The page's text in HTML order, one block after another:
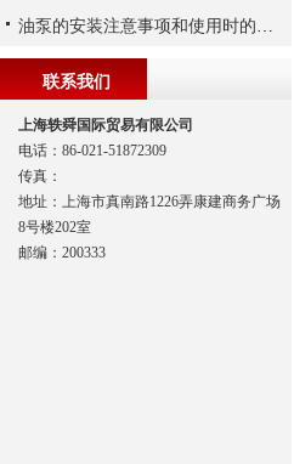
油泵的安装注意事项和使用时的维护
联系我们
上海轶舜国际贸易有限公司
电话：86-021-51872309
传真：
地址：上海市真南路1226弄康建商务广场
8号楼202室
邮编：200333